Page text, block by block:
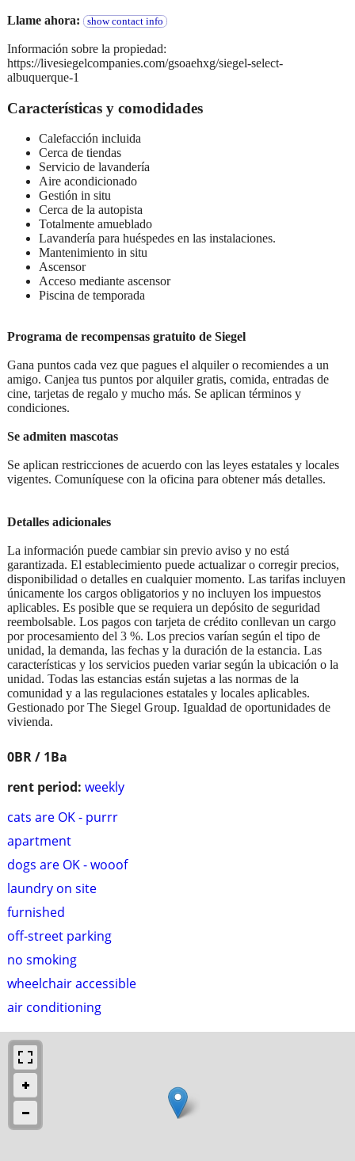
0BR / 1Ba
rent period: weekly
cats are OK - purrr
apartment
dogs are OK - wooof
laundry on site
furnished
off-street parking
no smoking
wheelchair accessible
air conditioning
Llame ahora: show contact info
Información sobre la propiedad:
https://livesiegelcompanies.com/gsoaehxg/siegel-select-
albuquerque-1
Características y comodidades
Calefacción incluida
Cerca de tiendas
Servicio de lavandería
Aire acondicionado
Gestión in situ
Cerca de la autopista
Totalmente amueblado
Lavandería para huéspedes en las instalaciones.
Mantenimiento in situ
Ascensor
Acceso mediante ascensor
Piscina de temporada
Programa de recompensas gratuito de Siegel
Gana puntos cada vez que pagues el alquiler o recomiendes a un
amigo. Canjea tus puntos por alquiler gratis, comida, entradas de
cine, tarjetas de regalo y mucho más. Se aplican términos y
condiciones.
Se admiten mascotas
Se aplican restricciones de acuerdo con las leyes estatales y locales
vigentes. Comuníquese con la oficina para obtener más detalles.
Detalles adicionales
La información puede cambiar sin previo aviso y no está
garantizada. El establecimiento puede actualizar o corregir precios,
disponibilidad o detalles en cualquier momento. Las tarifas incluyen
únicamente los cargos obligatorios y no incluyen los impuestos
aplicables. Es posible que se requiera un depósito de seguridad
reembolsable. Los pagos con tarjeta de crédito conllevan un cargo
por procesamiento del 3 %. Los precios varían según el tipo de
unidad, la demanda, las fechas y la duración de la estancia. Las
características y los servicios pueden variar según la ubicación o la
unidad. Todas las estancias están sujetas a las normas de la
comunidad y a las regulaciones estatales y locales aplicables.
Gestionado por The Siegel Group. Igualdad de oportunidades de
vivienda.